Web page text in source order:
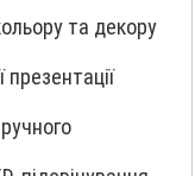
та декору